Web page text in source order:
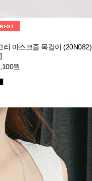
리 마스크줄 목걸이 (20N082)
원